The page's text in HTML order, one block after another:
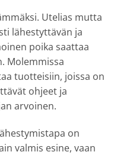
Utelias mutta
lähestyttävän ja
poika saattaa
Molemmissa
tuotteisiin, joissa on
ohjeet ja
arvoinen.
on
valmis esine, vaan